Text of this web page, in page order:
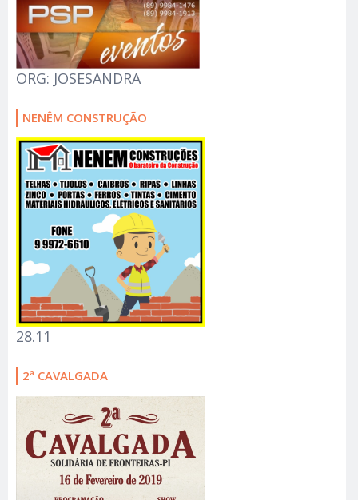
ORG: JOSESANDRA
NENÊM CONSTRUÇÃO
28.11
2ª CAVALGADA